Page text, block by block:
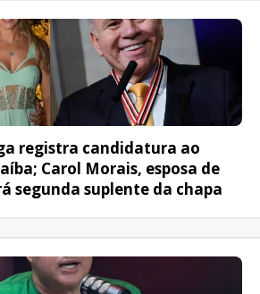
registra candidatura ao
Carol Morais, esposa de
segunda suplente da chapa